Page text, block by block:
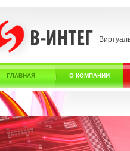
ГЛАВНАЯ О КОМПАНИИ